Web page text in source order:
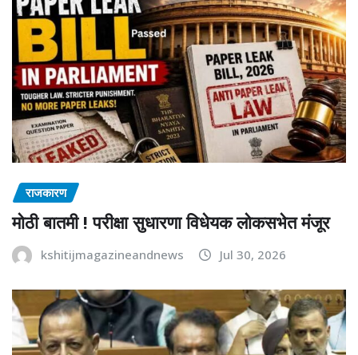
राजकारण
मोठी बातमी ! परीक्षा सुधारणा विधेयक लोकसभेत मंजूर
kshitijmagazineandnews Jul 30, 2026